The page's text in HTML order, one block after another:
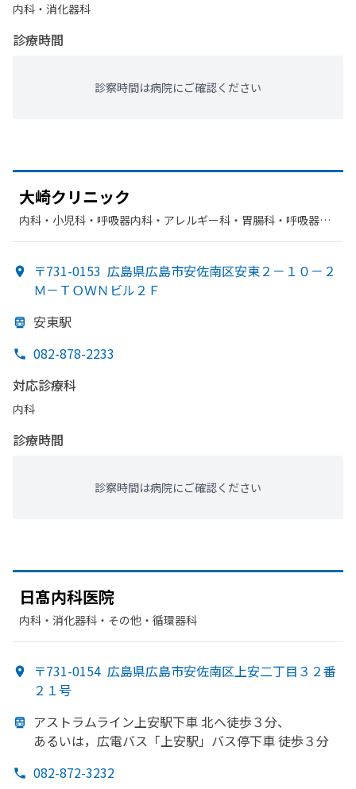
内科・​消化器科
診療時間
診察時間は病院にご確認ください
大崎クリニック
内科・​小児科・​呼吸器内科・​アレルギー科・​胃腸科・​呼吸器
〒731-0153 広島県広島市安佐南区安東２－１０－２
Ｍ－ＴＯＷＮビル２Ｆ
安東駅
082-878-2233
対応診療科
内科
診療時間
診察時間は病院にご確認ください
日髙内科医院
内科・​消化器科・​その他・​循環器科
〒731-0154 広島県広島市安佐南区上安二丁目３２番
２１号
アストラムライン上安駅下車 北へ徒歩３分、
あるいは， 広電バス「上安駅」バス停下車 徒歩３分
082-872-3232